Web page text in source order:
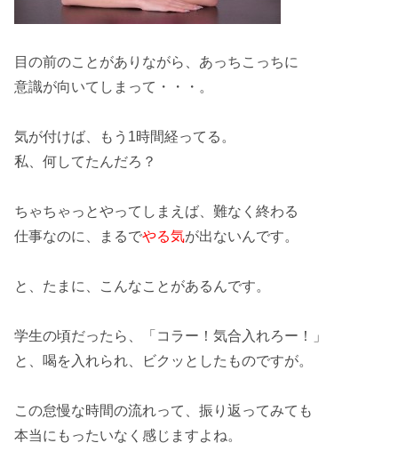
目の前のことがありながら、 あっちこっちに
意識が向いてしまって・・・。
気が付けば、もう1時間経ってる。
私、 何してた んだろ？
ちゃちゃっとやってしまえば、難なく終わる
仕事なのに、まるでやる気が出ないんです。
と、たまに、こんなことがあるんです。
学生の頃だったら、「コラー！ 気合 入れろー！」
と、 喝を入れられ、ビクッとしたものですが。
この怠慢な時間の流れって、振り返ってみても
本当に もったいなく 感じますよね。